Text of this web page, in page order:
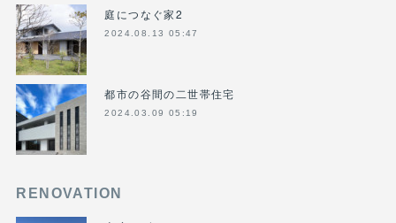
庭につなぐ家2
2024.08.13 05:47
都市の谷間の二世帯住宅
2024.03.09 05:19
RENOVATION